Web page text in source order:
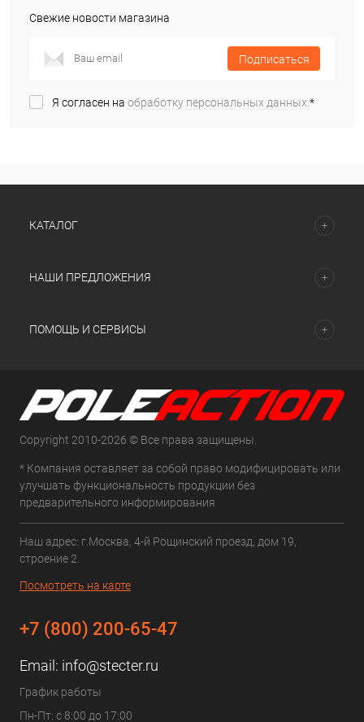
Свежие новости магазина
Подписаться
Я согласен на обработку персональных данных.*
КАТАЛОГ
НАШИ ПРЕДЛОЖЕНИЯ
ПОМОЩЬ И СЕРВИСЫ
Copyright 2010-2026 © Все права защищены.
* Компания оставляет за собой право модифицировать или
улучшать функциональность продукции без
предварительного информирования
Наш адрес: г.Москва, 4-й Рощинский проезд, дом 19,
строение 2.
Посмотреть на карте
+7 (800) 200-65-47
Email: info@stecter.ru
График работы
Пн-Пт: с 8:00 до 17:00